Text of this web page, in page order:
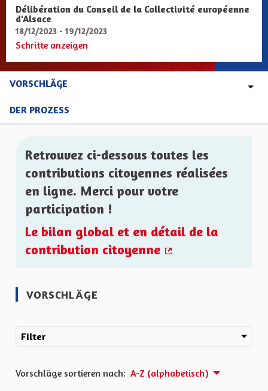
Délibération du Conseil de la Collectivité européenne
d'Alsace
18/12/2023 - 19/12/2023
Schritte anzeigen
VORSCHLÄGE
DER PROZESS
Retrouvez ci-dessous toutes les
contributions citoyennes réalisées
en ligne. Merci pour votre
participation !
Le bilan global et en détail de la
contribution citoyenne
VORSCHLÄGE
Filter
Vorschläge sortieren nach: A-Z (alphabetisch)